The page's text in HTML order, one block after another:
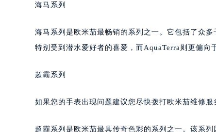
海马系列
海马系列是欧米茄最畅销的系列之一。它包括了众
特别受到潜水爱好者的喜爱，而AquaTerra则更偏向
超霸系列
如果您的手表出现问题建议您尽快拨打欧米茄维修
超霸系列是欧米茄最具传奇色彩的系列之一。该系